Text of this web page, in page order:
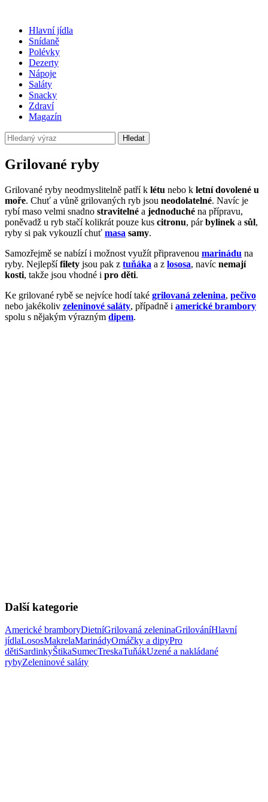
Hlavní jídla
Snídaně
Polévky
Dezerty
Nápoje
Saláty
Snacky
Zdraví
Magazín
Hledat
Grilované ryby
Grilované ryby neodmyslitelně patří k létu nebo k letní dovolené u
moře. Chuť a vůně grilovaných ryb jsou neodolatelné. Navíc je
rybí maso velmi snadno stravitelné a jednoduché na přípravu,
poněvadž u ryb stačí kolikrát pouze kus citronu, párbylinek a sůl,
ryby si pak vykouzlí chuť masa samy.
Samozřejmě se nabízí i možnost využít připravenou marinádu na
ryby. Nejlepšífilety jsou pak z tuňáka a z lososa, navíc nemají
kosti, takže jsou vhodné i pro děti.
Ke grilované rybě se nejvíce hodí také grilovaná zelenina, pečivo
nebo jakékoliv zeleninové saláty, případně i americké brambory
spolu s nějakým výrazným dipem.
Další kategorie
Americké bramboryDietníGrilovaná zeleninaGrilováníHlavní
jídlaLososMakrelaMarinádyOmáčky a dipyPro
dětiSardinkyŠtikaSumecTreskaTuňákUzené a nakládané
rybyZeleninové saláty